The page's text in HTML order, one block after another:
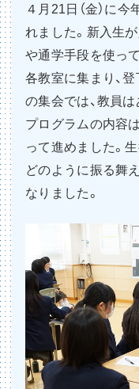
４月21日（金）に
れました。新入生
や通学手段を使っ
各教室に集まり、
の集会では、教員
プログラムの内容
って進めました。生
どのように振る舞
なりました。